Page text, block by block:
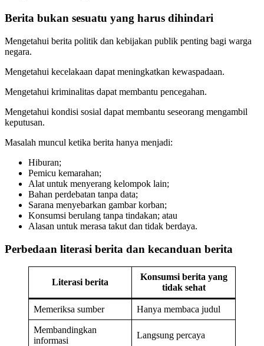
Berita bukan sesuatu yang harus dihindari
Mengetahui berita politik dan kebijakan publik penting bagi warga
negara.
Mengetahui kecelakaan dapat meningkatkan kewaspadaan.
Mengetahui kriminalitas dapat membantu pencegahan.
Mengetahui kondisi sosial dapat membantu seseorang mengambil
keputusan.
Masalah muncul ketika berita hanya menjadi:
Hiburan;
Pemicu kemarahan;
Alat untuk menyerang kelompok lain;
Bahan perdebatan tanpa data;
Sarana menyebarkan gambar korban;
Konsumsi berulang tanpa tindakan; atau
Alasan untuk merasa takut dan tidak berdaya.
Perbedaan literasi berita dan kecanduan berita
Literasi berita
Konsumsi berita yang
tidak sehat
Memeriksa sumber Hanya membaca judul
Membandingkan
informasi
Langsung percaya